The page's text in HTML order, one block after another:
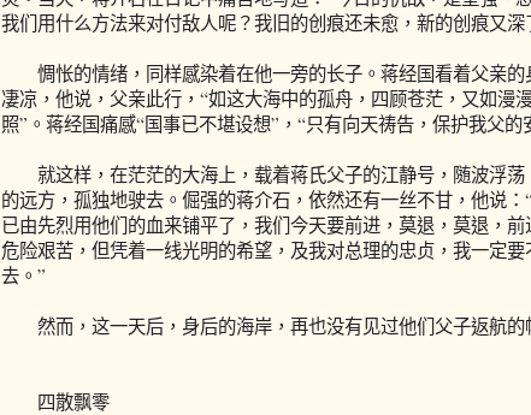
我们用什么方法来对付敌人呢？我旧的创痕还未愈，新的创痕又深
惆怅的情绪，同样感染着在他一旁的长子。蒋经国看着父亲的
凄凉，他说，父亲此行，“如这大海中的孤舟，四顾苍茫，又如漫
照”。蒋经国痛感“国事已不堪设想”，“只有向天祷告，保护我父的
就这样，在茫茫的大海上，载着蒋氏父子的江静号，随波浮荡
的远方，孤独地驶去。倔强的蒋介石，依然还有一丝不甘，他说：
已由先烈用他们的血来铺平了，我们今天要前进，莫退，莫退，前
危险艰苦，但凭着一线光明的希望，及我对总理的忠贞，我一定
去。”
然而，这一天后，身后的海岸，再也没有见过他们父子返航的
四散飘零